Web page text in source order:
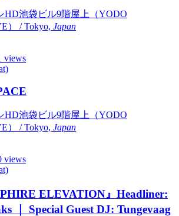
HD池袋ビル9階屋上（YODO
） / Tokyo, Japan
views
HD池袋ビル9階屋上（YODO
） / Tokyo, Japan
views
ELEVATION』Headliner:
｜ Special Guest DJ: Tungevaag